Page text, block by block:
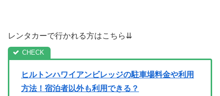
レンタカーで行かれる方はこちら⇊
ヒルトンハワイアンビレッジの駐車場料金や利用
方法！宿泊者以外も利用できる？